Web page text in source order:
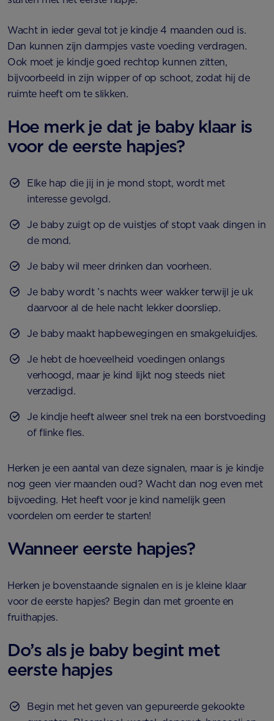
Wacht in ieder geval tot je kindje 4 maanden oud is.
Dan kunnen zijn darmpjes vaste voeding verdragen.
Ook moet je kindje goed rechtop kunnen zitten,
bijvoorbeeld in zijn wipper of op schoot, zodat hij de
ruimte heeft om te slikken.
Hoe merk je dat je baby klaar is
voor de eerste hapjes?
Elke hap die jij in je mond stopt, wordt met
interesse gevolgd.
Je baby zuigt op de vuistjes of stopt vaak dingen in
de mond.
Je baby wil meer drinken dan voorheen.
Je baby wordt ’s nachts weer wakker terwijl je uk
daarvoor al de hele nacht lekker doorsliep.
Je baby maakt hapbewegingen en smakgeluidjes.
Je hebt de hoeveelheid voedingen onlangs
verhoogd, maar je kind lijkt nog steeds niet
verzadigd.
Je kindje heeft alweer snel trek na een borstvoeding
of flinke fles.
Herken je een aantal van deze signalen, maar is je kindje
nog geen vier maanden oud? Wacht dan nog even met
bijvoeding. Het heeft voor je kind namelijk geen
voordelen om eerder te starten!
Wanneer eerste hapjes?
Herken je bovenstaande signalen en is je kleine klaar
voor de eerste hapjes? Begin dan met groente en
fruithapjes.
Do’s als je baby begint met
eerste hapjes
Begin met het geven van gepureerde gekookte